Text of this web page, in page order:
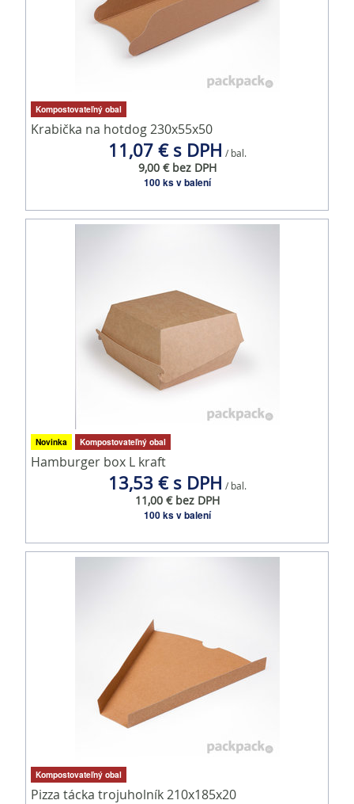
Kompostovateľný obal
Krabička na hotdog 230x55x50
11,07 € s DPH / bal.
9,00 € bez DPH
100 ks v balení
Novinka Kompostovateľný obal
Hamburger box L kraft
13,53 € s DPH / bal.
11,00 € bez DPH
100 ks v balení
Kompostovateľný obal
Pizza tácka trojuholník 210x185x20